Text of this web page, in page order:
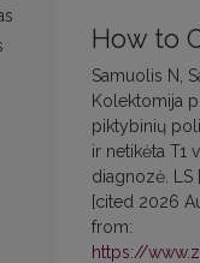
How to
Samuolis N,
Kolektomija
piktybinių
ir netikėta T1
diagnozė. LS
[cited 2026
from:
https://